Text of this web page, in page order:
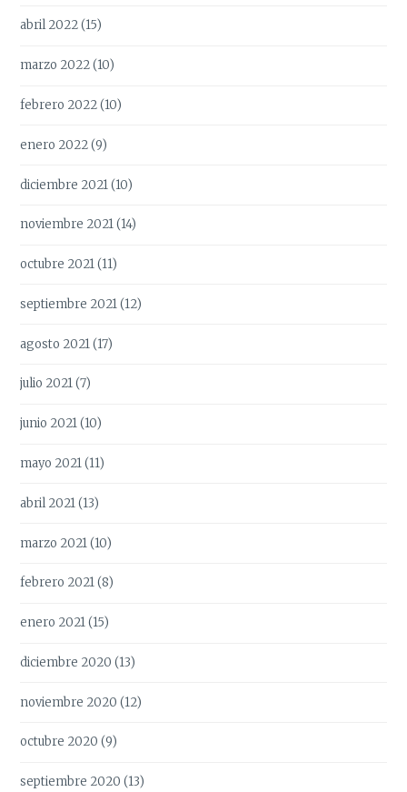
abril 2022(15)
marzo 2022(10)
febrero 2022(10)
enero 2022(9)
diciembre 2021(10)
noviembre 2021(14)
octubre 2021(11)
septiembre 2021(12)
agosto 2021(17)
julio 2021(7)
junio 2021(10)
mayo 2021(11)
abril 2021(13)
marzo 2021(10)
febrero 2021(8)
enero 2021(15)
diciembre 2020 (13)
noviembre 2020 (12)
octubre 2020 (9)
septiembre 2020 (13)